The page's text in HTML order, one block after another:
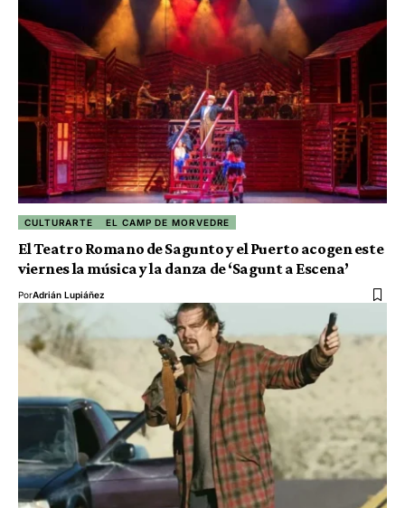
CULTURARTE EL CAMP DE MORVEDRE
El Teatro Romano de Sagunto y el Puerto acogen este
viernes la música y la danza de ‘Sagunt a Escena’
PorAdrián Lupiáñez